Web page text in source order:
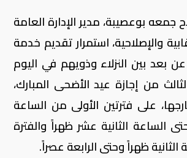
جمعه بوعصيبة، مدير الإدارة العامة
والإصلاحية، استمرار تقديم خدمة
بعد بين النزلاء وذويهم في اليوم
من إجازة عيد الأضحى المبارك،
على فترتين الأولى من الساعة
الساعة الثانية عشر ظهراً والفترة
الثانية ظهراً وحتى الرابعة عصراً.